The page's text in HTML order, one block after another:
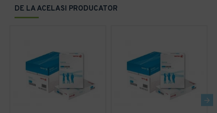
DE LA ACELASI PRODUCATOR